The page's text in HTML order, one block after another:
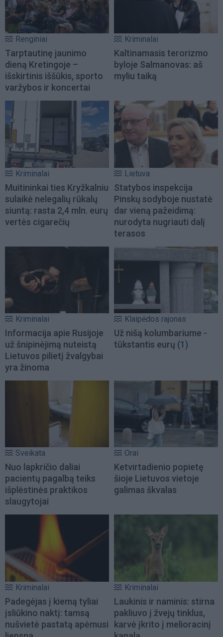
Renginiai
Tarptautinę jaunimo
dieną Kretingoje –
išskirtinis iššūkis, sporto
varžybos ir koncertai
Kriminalai
Kaltinamasis terorizmo
byloje Salmanovas: aš
myliu taiką
Kriminalai
Muitininkai ties Kryžkalniu
sulaikė nelegalių rūkalų
siuntą: rasta 2,4 mln. eurų
vertės cigarečių
Lietuva
Statybos inspekcija
Pinskų sodyboje nustatė
dar vieną pažeidimą:
nurodyta nugriauti dalį
terasos
Kriminalai
Informacija apie Rusijoje
už šnipinėjimą nuteistą
Lietuvos pilietį žvalgybai
yra žinoma
Klaipėdos rajonas
Už nišą kolumbariume -
tūkstantis eurų (1)
Sveikata
Nuo lapkričio daliai
pacientų pagalbą teiks
išplėstinės praktikos
slaugytojai
Orai
Ketvirtadienio popietę
šioje Lietuvos vietoje
galimas škvalas
Kriminalai
Padegėjas į kiemą tyliai
įsliūkino naktį: tamsą
nušvietė pastatą apėmusi
Kriminalai
Laukinis ir naminis: stirna
pakliuvo į žvejų tinklus,
karvė įkrito į melioracinį